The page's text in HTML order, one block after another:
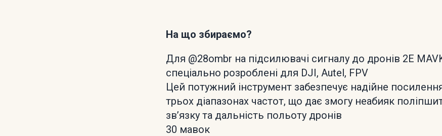
На що збираємо?
Для @28ombr на підсилювачі сигналу до дронів 2E
спеціально розроблені для DJI, Autel, FPV
Цей потужний інструмент забезпечує надійне
трьох діапазонах частот, що дає змогу неабияк
зв’язку та дальність польоту дронів
30 мавок